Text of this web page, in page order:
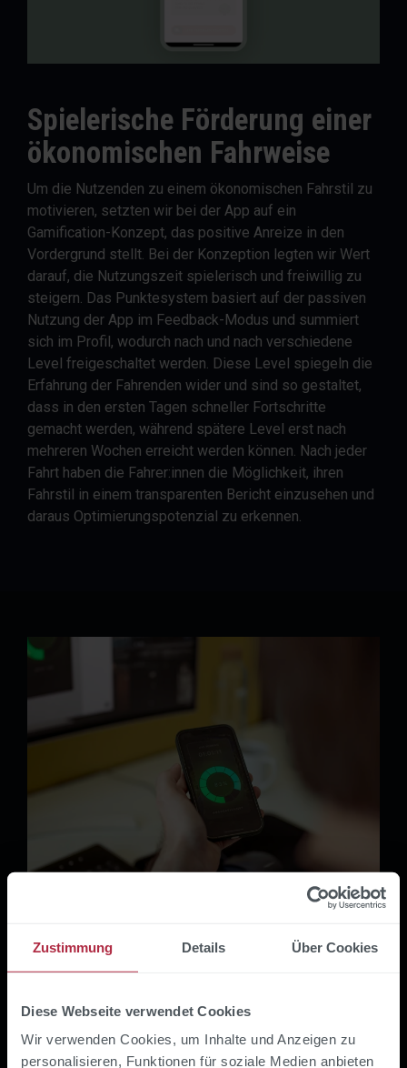
Zustimmung Details Über Cookies
Diese Webseite verwendet Cookies
Wir verwenden Cookies, um Inhalte und Anzeigen zu
personalisieren, Funktionen für soziale Medien anbieten
Spielerische Förderung einer
ökonomischen Fahrweise
Um die Nutzenden zu einem ökonomischen Fahrstil zu
motivieren, setzten wir bei der App auf ein
Gamification-Konzept, das positive Anreize in den
Vordergrund stellt. Bei der Konzeption legten wir Wert
darauf, die Nutzungszeit spielerisch und freiwillig zu
steigern. Das Punktesystem basiert auf der passiven
Nutzung der App im Feedback-Modus und summiert
sich im Profil, wodurch nach und nach verschiedene
Level freigeschaltet werden. Diese Level spiegeln die
Erfahrung der Fahrenden wider und sind so gestaltet,
dass in den ersten Tagen schneller Fortschritte
gemacht werden, während spätere Level erst nach
mehreren Wochen erreicht werden können. Nach jeder
Fahrt haben die Fahrer:innen die Möglichkeit, ihren
Fahrstil in einem transparenten Bericht einzusehen und
daraus Optimierungspotenzial zu erkennen.
Ganzheitliches Konzept für
mehr Sicherheit und
Effizienz